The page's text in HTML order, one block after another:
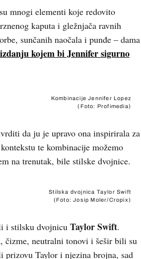
mnogi elementi koje redovito
kaputa i gležnjača ravnih
sunčanih naočala i punđe – dama
kojem bi Jennifer sigurno
Kombinacije Jennifer Lopez
(Foto: Profimedia)
da ju je upravo ona inspirirala za
te kombinacije možemo
na trenutak, bile stilske dvojnice.
Stilska dvojnica Taylor Swift
(Foto: Josip Moler/Cropix)
i stilsku dvojnicu Taylor Swift.
čizme, neutralni tonovi i šešir bili su
prizovu Taylor i njezina brojna, sad